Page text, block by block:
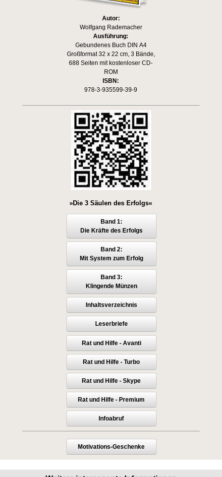
Autor:
Wolfgang Rademacher
Ausführung:
Gebundenes Buch DIN A4
Großformat 32 x 22 cm, 3 Bände,
688 Seiten mit kostenloser CD-
ROM
ISBN:
978-3-935599-39-9
»Die 3 Säulen des Erfolgs«
Band 1:
Die Kräfte des Erfolgs
Band 2:
Mit System zum Erfolg
Band 3:
Klingende Münzen
Inhaltsverzeichnis
Leserbriefe
Rat und Hilfe - Avanti
Rat und Hilfe - Turbo
Rat und Hilfe - Skype
Rat und Hilfe - Premium
Infoabruf
Motivations-Geschenke